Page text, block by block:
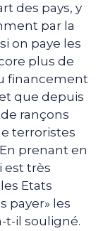
des pays, y
par la
on paye les
plus de
financement
que depuis
rançons
terroristes
prenant en
est très
Etats
payer» les
t-il souligné.